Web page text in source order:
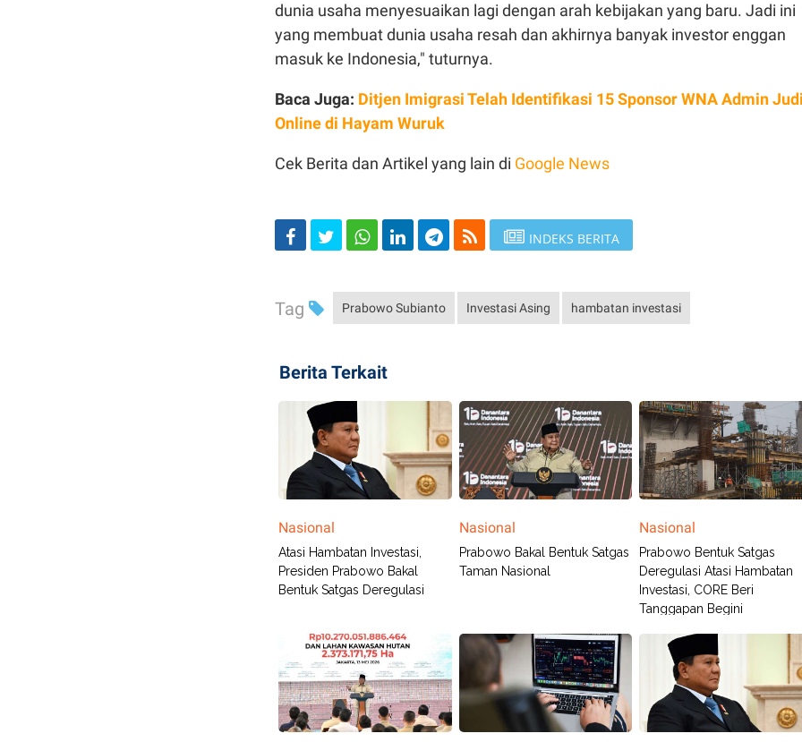
dunia usaha menyesuaikan lagi dengan arah kebijakan yang baru. Jadi ini
yang membuat dunia usaha resah dan akhirnya banyak investor enggan
masuk ke Indonesia," tuturnya.
Baca Juga: Ditjen Imigrasi Telah Identifikasi 15 Sponsor WNA Admin Judi
Online di Hayam Wuruk
Cek Berita dan Artikel yang lain di Google News
INDEKS BERITA
Tag Prabowo Subianto Investasi Asing hambatan investasi
Berita Terkait
Nasional
Atasi Hambatan Investasi,
Presiden Prabowo Bakal
Bentuk Satgas Deregulasi
Nasional
Prabowo Bakal Bentuk Satgas
Taman Nasional
Nasional
Prabowo Bentuk Satgas
Deregulasi Atasi Hambatan
Investasi, CORE Beri
Tanggapan Begini